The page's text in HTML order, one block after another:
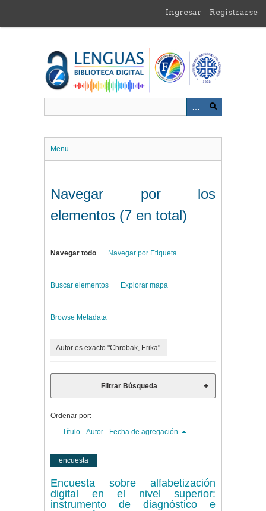
contenido
Ingresar Registrarse
Menu
Navegar por los
elementos (7 en total)
Navegar todo Navegar por Etiqueta
Buscar elementos Explorar mapa
Browse Metadata
Autor es exacto "Chrobak, Erika"
Filtrar Búsqueda
Ordenar por:
Título
Autor Fecha de agregación
encuesta
Encuesta sobre alfabetización
digital en el nivel superior:
instrumento de diagnóstico e